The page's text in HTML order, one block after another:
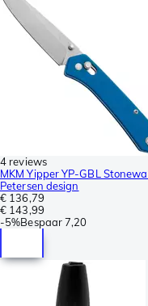
4 reviews
MKM Yipper YP-GBL
Petersen design
€ 136,79
€ 143,99
-5%Bespaar7,20